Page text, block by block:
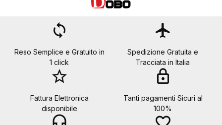
loop
Reso Semplice e Gratuito in
1 click
flight
Spedizione Gratuita e
Tracciata in Italia
star_border
Fattura Elettronica
disponibile
lock
Tanti pagamenti Sicuri al
100%